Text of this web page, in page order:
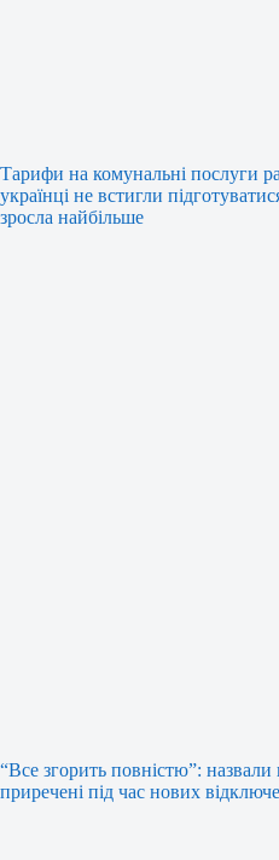
Тарифи на комунальні послуги
українці не встигли
зросла найбільше
“Все згорить повністю”: назвали
приречені під час нових